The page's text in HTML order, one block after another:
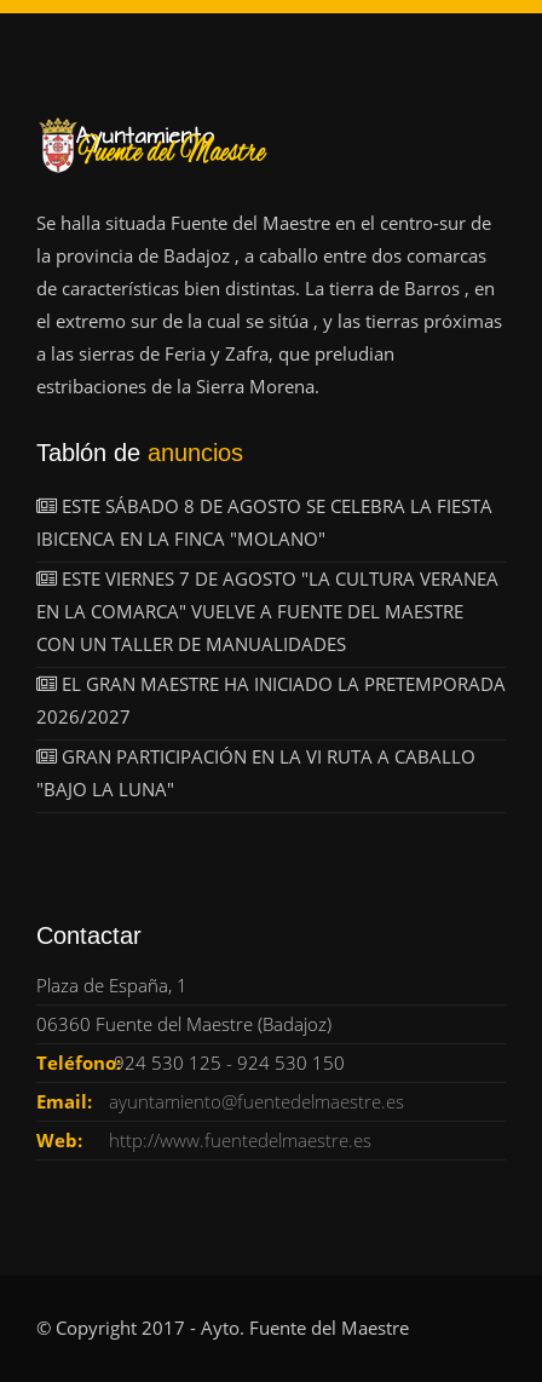
Se halla situada Fuente del Maestre en el centro-sur de
la provincia de Badajoz , a caballo entre dos comarcas
de características bien distintas. La tierra de Barros , en
el extremo sur de la cual se sitúa , y las tierras próximas
a las sierras de Feria y Zafra, que preludian
estribaciones de la Sierra Morena.
Tablón de anuncios
ESTE SÁBADO 8 DE AGOSTO SE CELEBRA LA FIESTA
IBICENCA EN LA FINCA "MOLANO"
ESTE VIERNES 7 DE AGOSTO "LA CULTURA VERANEA
EN LA COMARCA" VUELVE A FUENTE DEL MAESTRE
CON UN TALLER DE MANUALIDADES
EL GRAN MAESTRE HA INICIADO LA PRETEMPORADA
2026/2027
GRAN PARTICIPACIÓN EN LA VI RUTA A CABALLO
"BAJO LA LUNA"
Contactar
Plaza de España, 1
06360 Fuente del Maestre (Badajoz)
Teléfono:924 530 125 - 924 530 150
Email:
ayuntamiento@fuentedelmaestre.es
Web:
http://www.fuentedelmaestre.es
© Copyright 2017 - Ayto. Fuente del Maestre